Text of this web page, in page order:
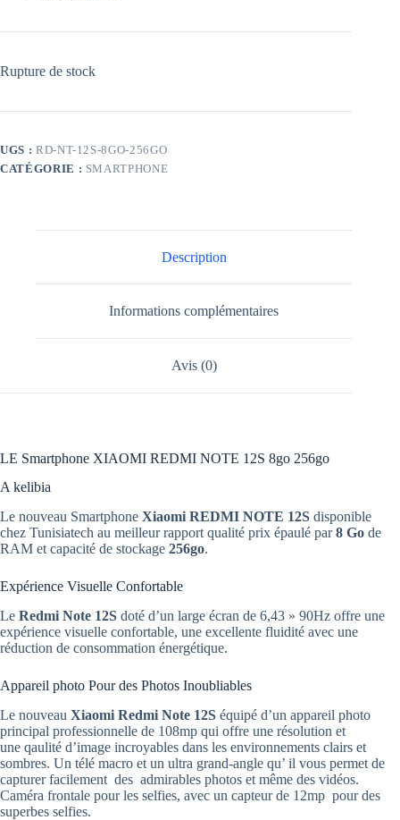
Rupture de stock
UGS : RD-NT-12S-8GO-256GO
CATÉGORIE : SMARTPHONE
Description
Informations complémentaires
Avis (0)
LE Smartphone XIAOMI REDMI NOTE 12S 8go 256go
A kelibia
Le nouveau Smartphone Xiaomi REDMI NOTE 12S disponible
chez Tunisiatech au meilleur rapport qualité prix épaulé par8 Go de
RAM et capacité de stockage 256go.
Expérience Visuelle Confortable
Le Redmi Note 12S doté d’un large écran de 6,43 » 90Hz offre une
expérience visuelle confortable, une excellente fluidité avec une
réduction de consommation énergétique.
Appareil photo Pour des Photos Inoubliables
Le nouveau Xiaomi Redmi Note 12S équipé d’un appareil photo
principal professionnelle de 108mp qui offre une résolution et
une qaulité d’image incroyables dans les environnements clairs et
sombres. Un télé macro et un ultra grand-angle qu’ il vous permet de
capturer facilement des admirables photos et même des vidéos.
Caméra frontale pour les selfies, avec un capteur de 12mp pour des
superbes selfies.